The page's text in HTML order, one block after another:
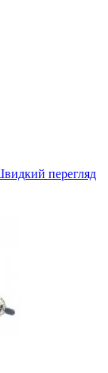
перегляд